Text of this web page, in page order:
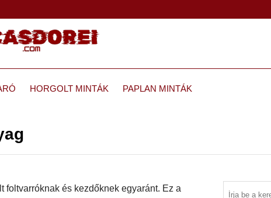
HORGOLT MINTÁK PAPLAN MINTÁK
foltvarróknak és kezdőknek egyaránt. Ez a